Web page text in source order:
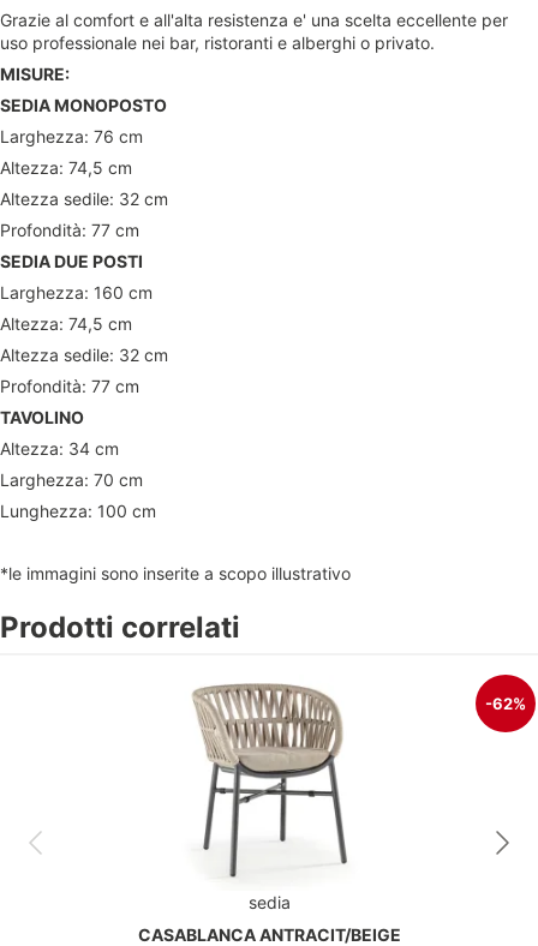
Grazie al comfort e all'alta resistenza e' una scelta eccellente per
uso professionale nei bar, ristoranti e alberghi o privato.
MISURE:
SEDIA MONOPOSTO
Larghezza: 76 cm
Altezza: 74,5 cm
Altezza sedile: 32 cm
Profondità: 77 cm
SEDIA DUE POSTI
Larghezza: 160 cm
Altezza: 74,5 cm
Altezza sedile: 32 cm
Profondità: 77 cm
TAVOLINO
Altezza: 34 cm
Larghezza: 70 cm
Lunghezza: 100 cm
*le immagini sono inserite a scopo illustrativo
Prodotti correlati
-62%
sedia
CASABLANCA ANTRACIT/BEIGE